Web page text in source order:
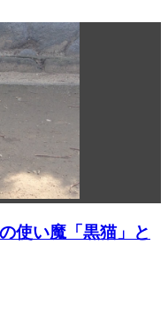
使い魔「黒猫」と